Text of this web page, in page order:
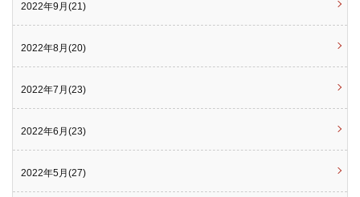
2022年9月(21)
2022年8月(20)
2022年7月(23)
2022年6月(23)
2022年5月(27)